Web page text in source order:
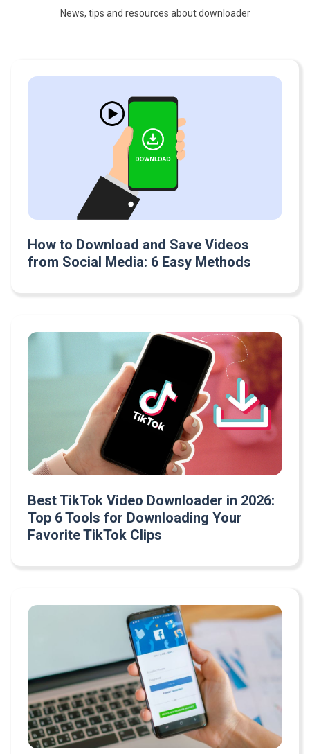
News, tips and resources about downloader
How to Download and Save Videos
from Social Media: 6 Easy Methods
Best TikTok Video Downloader in 2026:
Top 6 Tools for Downloading Your
Favorite TikTok Clips